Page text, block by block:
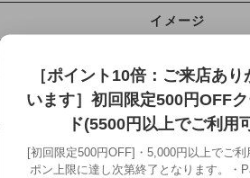
イメージ
の伝統美や熟練の技法を、現代の日常に
頭は千葉県にある自社工房にて制作を行
て仕上げるフルハンドメイドシルバーア
［ポイント10倍：ご来店あ
います］初回限定500円OFF
ド(5500円以上でご利用
[初回限定500円OFF]・5,000円以上でご利
ポン上限に達し次第終了となります。・